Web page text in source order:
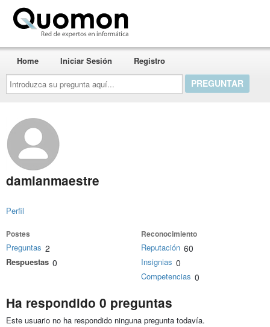
Introduzca
su
pregunta
aquí...
Home Iniciar Sesión Registro
damianmaestre
Perfil
Postes
Preguntas 2
Respuestas 0
Reconocimiento
Reputación 60
Insignias 0
Competencias 0
Ha respondido 0 preguntas
Este usuario no ha respondido ninguna pregunta todavía.